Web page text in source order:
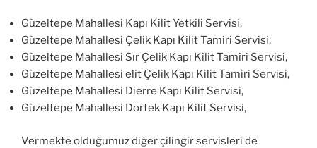
Güzeltepe Mahallesi Kapı Kilit Yetkili Servisi,
Güzeltepe Mahallesi Çelik Kapı Kilit Tamiri Servisi,
Güzeltepe Mahallesi Sır Çelik Kapı Kilit Tamiri Servisi,
Güzeltepe Mahallesi elit Çelik Kapı Kilit Tamiri Servisi,
Güzeltepe Mahallesi Dierre Kapı Kilit Servisi,
Güzeltepe Mahallesi Dortek Kapı Kilit Servisi,
Vermekte olduğumuz diğer çilingir servisleri de